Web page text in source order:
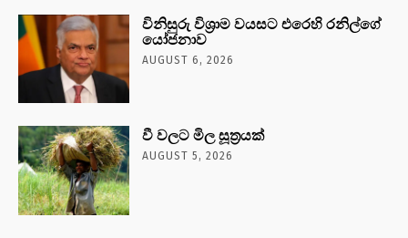
විනිසුරු විශ්‍රාම වයසට එරෙහි රනිල්ගේ
යෝජනාව
AUGUST 6, 2026
වී වලට මිල සූත්‍රයක්
AUGUST 5, 2026